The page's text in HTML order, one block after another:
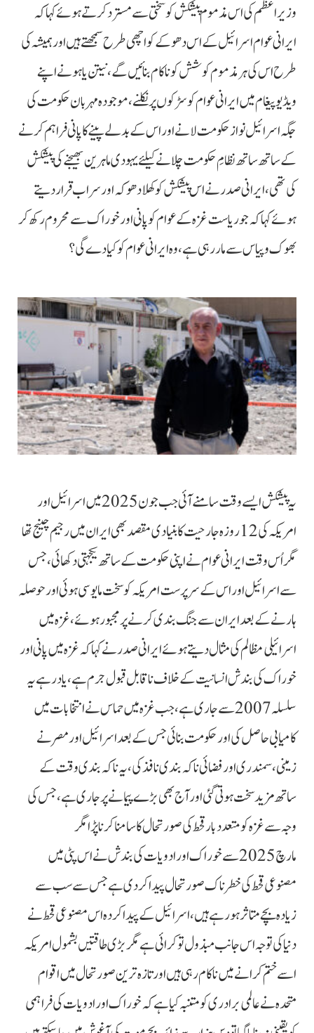
وزیراعظم کی اس مذموم پیشکش کو سختی سے مسترد کرتے ہوئے کہا کہ
ایرانی عوام اسرائیل کے اس دھوکے کو اچھی طرح سمجھتے ہیں اور ہمیشہ کی
طرح اس کی ہر مذموم کوشش کو ناکام بنائیں گے، نیتن یاہو نے اپنے
ویڈیو پیغام میں ایرانی عوام کو سڑکوں پر نکلنے، موجودہ مہربان حکومت کی
جگہ اسرائیل نواز حکومت لانے اور اس کے بدلے پینے کا پانی فراہم کرنے
کے ساتھ ساتھ نظامِ حکومت چلانے کیلئے یہودی ماہرین بھیجنے کی پیشکش
کی تھی، ایرانی صدر نے اس پیشکش کو کھلا دھوکہ اور سراب قرار دیتے
ہوئے کہا کہ جو ریاست غزہ کے عوام کو پانی اور خوراک سے محروم رکھ کر
بھوک و پیاس سے مار رہی ہے، وہ ایرانی عوام کو کیا دے گی؟
یہ پیشکش ایسے وقت سامنے آئی جب جون 2025 میں اسرائیل اور
امریکہ کی 12 روزہ جارحیت کا بنیادی مقصد بھی ایران میں رجیم چینج تھا
مگر اُس وقت ایرانی عوام نے اپنی حکومت کے ساتھ یکجہتی دکھائی، جس
سے اسرائیل اور اس کے سرپرست امریکہ کو سخت مایوسی ہوئی اور حوصلہ
ہارنے کے بعد ایران سے جنگ بندی کرنے پر مجبور ہوئے، غزہ میں
اسرائیلی مظالم کی مثال دیتے ہوئے ایرانی صدر نے کہا کہ غزہ میں پانی اور
خوراک کی بندش انسانیت کے خلاف ناقابل قبول جرم ہے، یاد رہے یہ
سلسلہ 2007 سے جاری ہے، جب غزہ میں حماس نے انتخابات میں
کامیابی حاصل کی اور حکومت بنائی جس کے بعد اسرائیل اور مصر نے
زمینی، سمندری اور فضائی ناکہ بندی نافذ کی، یہ ناکہ بندی وقت کے
ساتھ مزید سخت ہوتی گئی اور آج بھی بڑے پیمانے پر جاری ہے، جس کی
وجہ سے غزہ کو متعدد بار قحط کی صورتحال کا سامنا کرنا پڑا مگر
مارچ 2025 سے خوراک اور ادویات کی بندش نے اس پٹی میں
مصنوعی قحط کی خطرناک صورتحال پیدا کردی ہےجس سے سب سے
زیادہ بچے متاثر ہورہے ہیں، اسرائیل کے پیدا کردہ اس مصنوعی قحط نے
دنیا کی توجہ اس جانب مبذول تو کرائی ہے مگر بڑی طاقتیں بشمول امریکہ
اسے ختم کرانے میں ناکام رہی ہیں اور تازہ ترین صورتحال میں اقوام
متحدہ نے عالمی برادری کو متنبہ کیا ہے کہ خوراک اور ادویات کی فراہمی